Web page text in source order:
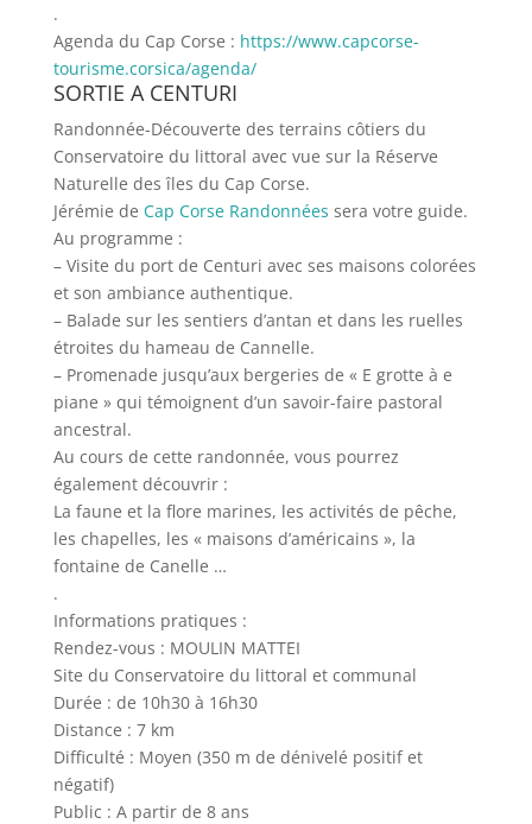
.
Agenda du Cap Corse : https://www.capcorse-
tourisme.corsica/agenda/
SORTIE A CENTURI
Randonnée-Découverte des terrains côtiers du
Conservatoire du littoral avec vue sur la Réserve
Naturelle des îles du Cap Corse.
Jérémie de Cap Corse Randonnées sera votre guide.
Au programme :
– Visite du port de Centuri avec ses maisons colorées
et son ambiance authentique.
– Balade sur les sentiers d’antan et dans les ruelles
étroites du hameau de Cannelle.
– Promenade jusqu’aux bergeries de « E grotte à e
piane » qui témoignent d’un savoir-faire pastoral
ancestral.
Au cours de cette randonnée, vous pourrez
également découvrir :
La faune et la flore marines, les activités de pêche,
les chapelles, les « maisons d’américains », la
fontaine de Canelle …
.
Informations pratiques :
Rendez-vous : MOULIN MATTEI
Site du Conservatoire du littoral et communal
Durée : de 10h30 à 16h30
Distance : 7 km
Difficulté : Moyen (350 m de dénivelé positif et
négatif)
Public : A partir de 8 ans